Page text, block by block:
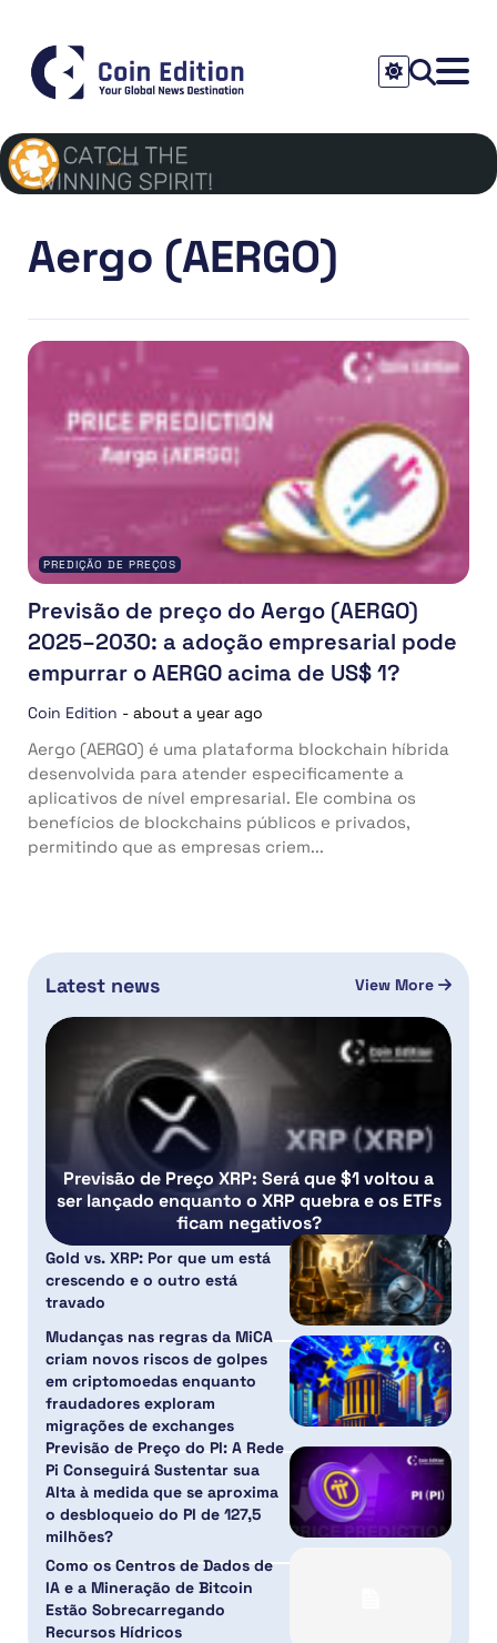
Aergo (AERGO)
PREDIÇÃO DE PREÇOS
Previsão de preço do Aergo (AERGO)
2025–2030: a adoção empresarial pode
empurrar o AERGO acima de US$ 1?
Coin Edition - about a year ago
Aergo (AERGO) é uma plataforma blockchain híbrida
desenvolvida para atender especificamente a
aplicativos de nível empresarial. Ele combina os
benefícios de blockchains públicos e privados,
permitindo que as empresas criem...
Latest news View More
Previsão de Preço XRP: Será que $1 voltou a
ser lançado enquanto o XRP quebra e os ETFs
ficam negativos?
Gold vs. XRP: Por que um está
crescendo e o outro está
travado
Mudanças nas regras da MiCA
criam novos riscos de golpes
em criptomoedas enquanto
fraudadores exploram
migrações de exchanges
Previsão de Preço do PI: A Rede
Pi Conseguirá Sustentar sua
Alta à medida que se aproxima
o desbloqueio do PI de 127,5
milhões?
Como os Centros de Dados de
IA e a Mineração de Bitcoin
Estão Sobrecarregando
Recursos Hídricos